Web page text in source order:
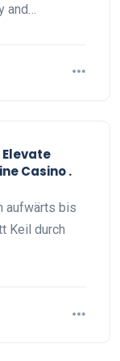
and…
Casino .
aufwärts bis
Keil durch